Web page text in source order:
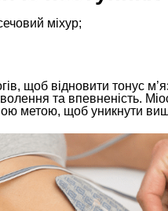
міхур;
щоб відновити тонус
та впевненість.
метою, щоб уникнути